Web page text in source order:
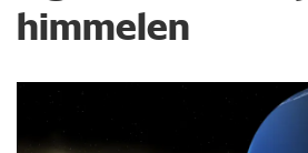
himmelen